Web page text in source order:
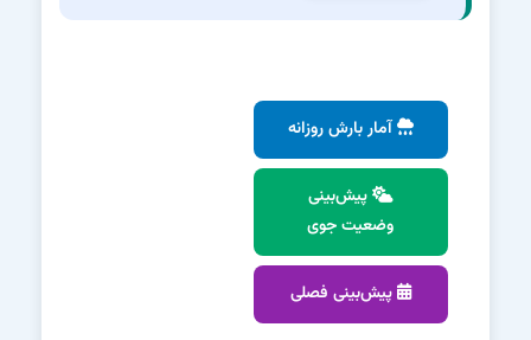
آمار بارش روزانه
پیش‌بینی
وضعیت جوی
پیش‌بینی فصلی